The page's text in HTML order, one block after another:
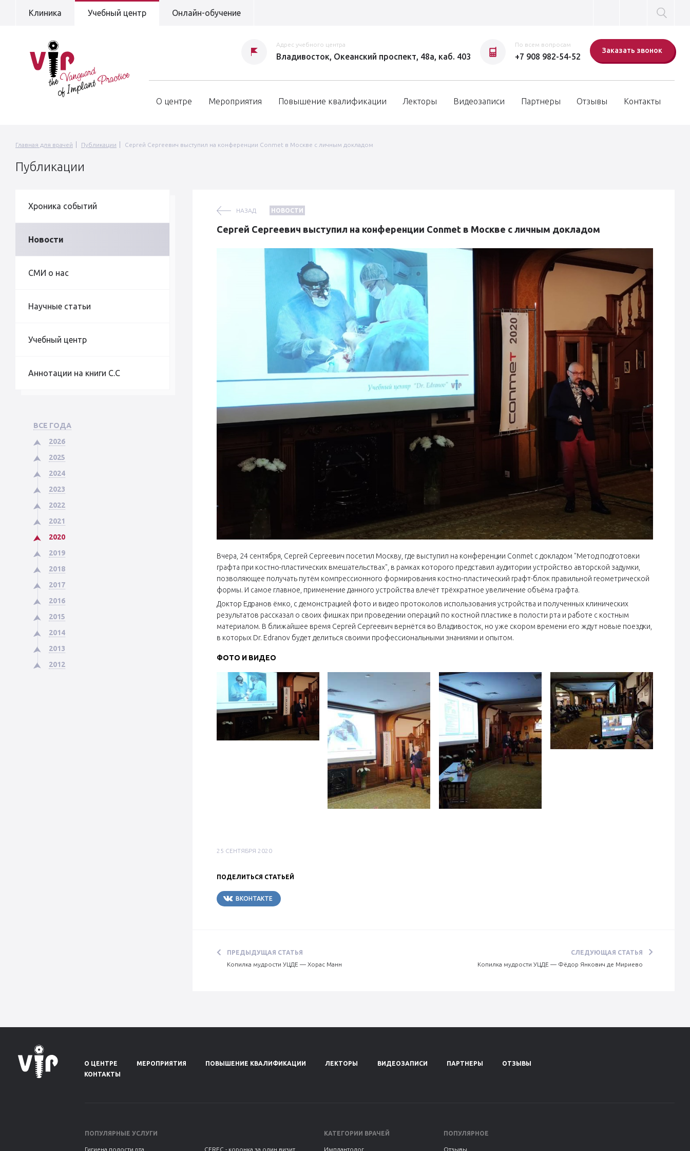
Клиника Учебный центр Онлайн-обучение
Адрес учебного центра
Владивосток, Океанский проспект, 48а, каб. 403
По всем вопросам
+7 908 982-54-52
Заказать звонок
О центре Мероприятия Повышение квалификации Лекторы Видеозаписи Партнеры Отзывы Контакты
Главная для врачей Публикации Сергей Сергеевич выступил на конференции Conmet в Москве с личным докладом
Публикации
Хроника событий
Новости
СМИ о нас
Научные статьи
Учебный центр
Аннотации на книги С.С
ВСЕ ГОДА
2026
2025
2024
2023
2022
2021
2020
2019
2018
2017
2016
2015
2014
2013
2012
НАЗАД НОВОСТИ
Сергей Сергеевич выступил на конференции Conmet в Москве с личным докладом
Вчера, 24 сентября, Сергей Сергеевич посетил Москву, где выступил на конференции Conmet с докладом "Метод подготовки
графта при костно-пластических вмешательствах", в рамках которого представил аудитории устройство авторской задумки,
позволяющее получать путём компрессионного формирования костно-пластический графт-блок правильной геометрической
формы. И самое главное, применение данного устройства влечёт трёхкратное увеличение объёма графта.
Доктор Едранов ёмко, с демонстрацией фото и видео протоколов использования устройства и полученных клинических
результатов рассказал о своих фишках при проведении операций по костной пластике в полости рта и работе с костным
материалом. В ближайшее время Сергей Сергеевич вернётся во Владивосток, но уже скором времени его ждут новые поездки,
в которых Dr. Edranov будет делиться своими профессиональными знаниями и опытом.
ФОТО И ВИДЕО
25 СЕНТЯБРЯ 2020
ПОДЕЛИТЬСЯ СТАТЬЕЙ
ВКОНТАКТЕ
ПРЕДЫДУЩАЯ СТАТЬЯ
Копилка мудрости УЦДЕ — Хорас Манн
СЛЕДУЮЩАЯ СТАТЬЯ
Копилка мудрости УЦДЕ — Фёдор Янкович де Мириево
О ЦЕНТРЕ МЕРОПРИЯТИЯ ПОВЫШЕНИЕ КВАЛИФИКАЦИИ ЛЕКТОРЫ ВИДЕОЗАПИСИ ПАРТНЕРЫ
ОТЗЫВЫ
КОНТАКТЫ
ПОПУЛЯРНЫЕ УСЛУГИ
Гигиена полости рта CEREC - коронка за один визит
КАТЕГОРИИ ВРАЧЕЙ
Имплантолог
ПОПУЛЯРНОЕ
Отзывы